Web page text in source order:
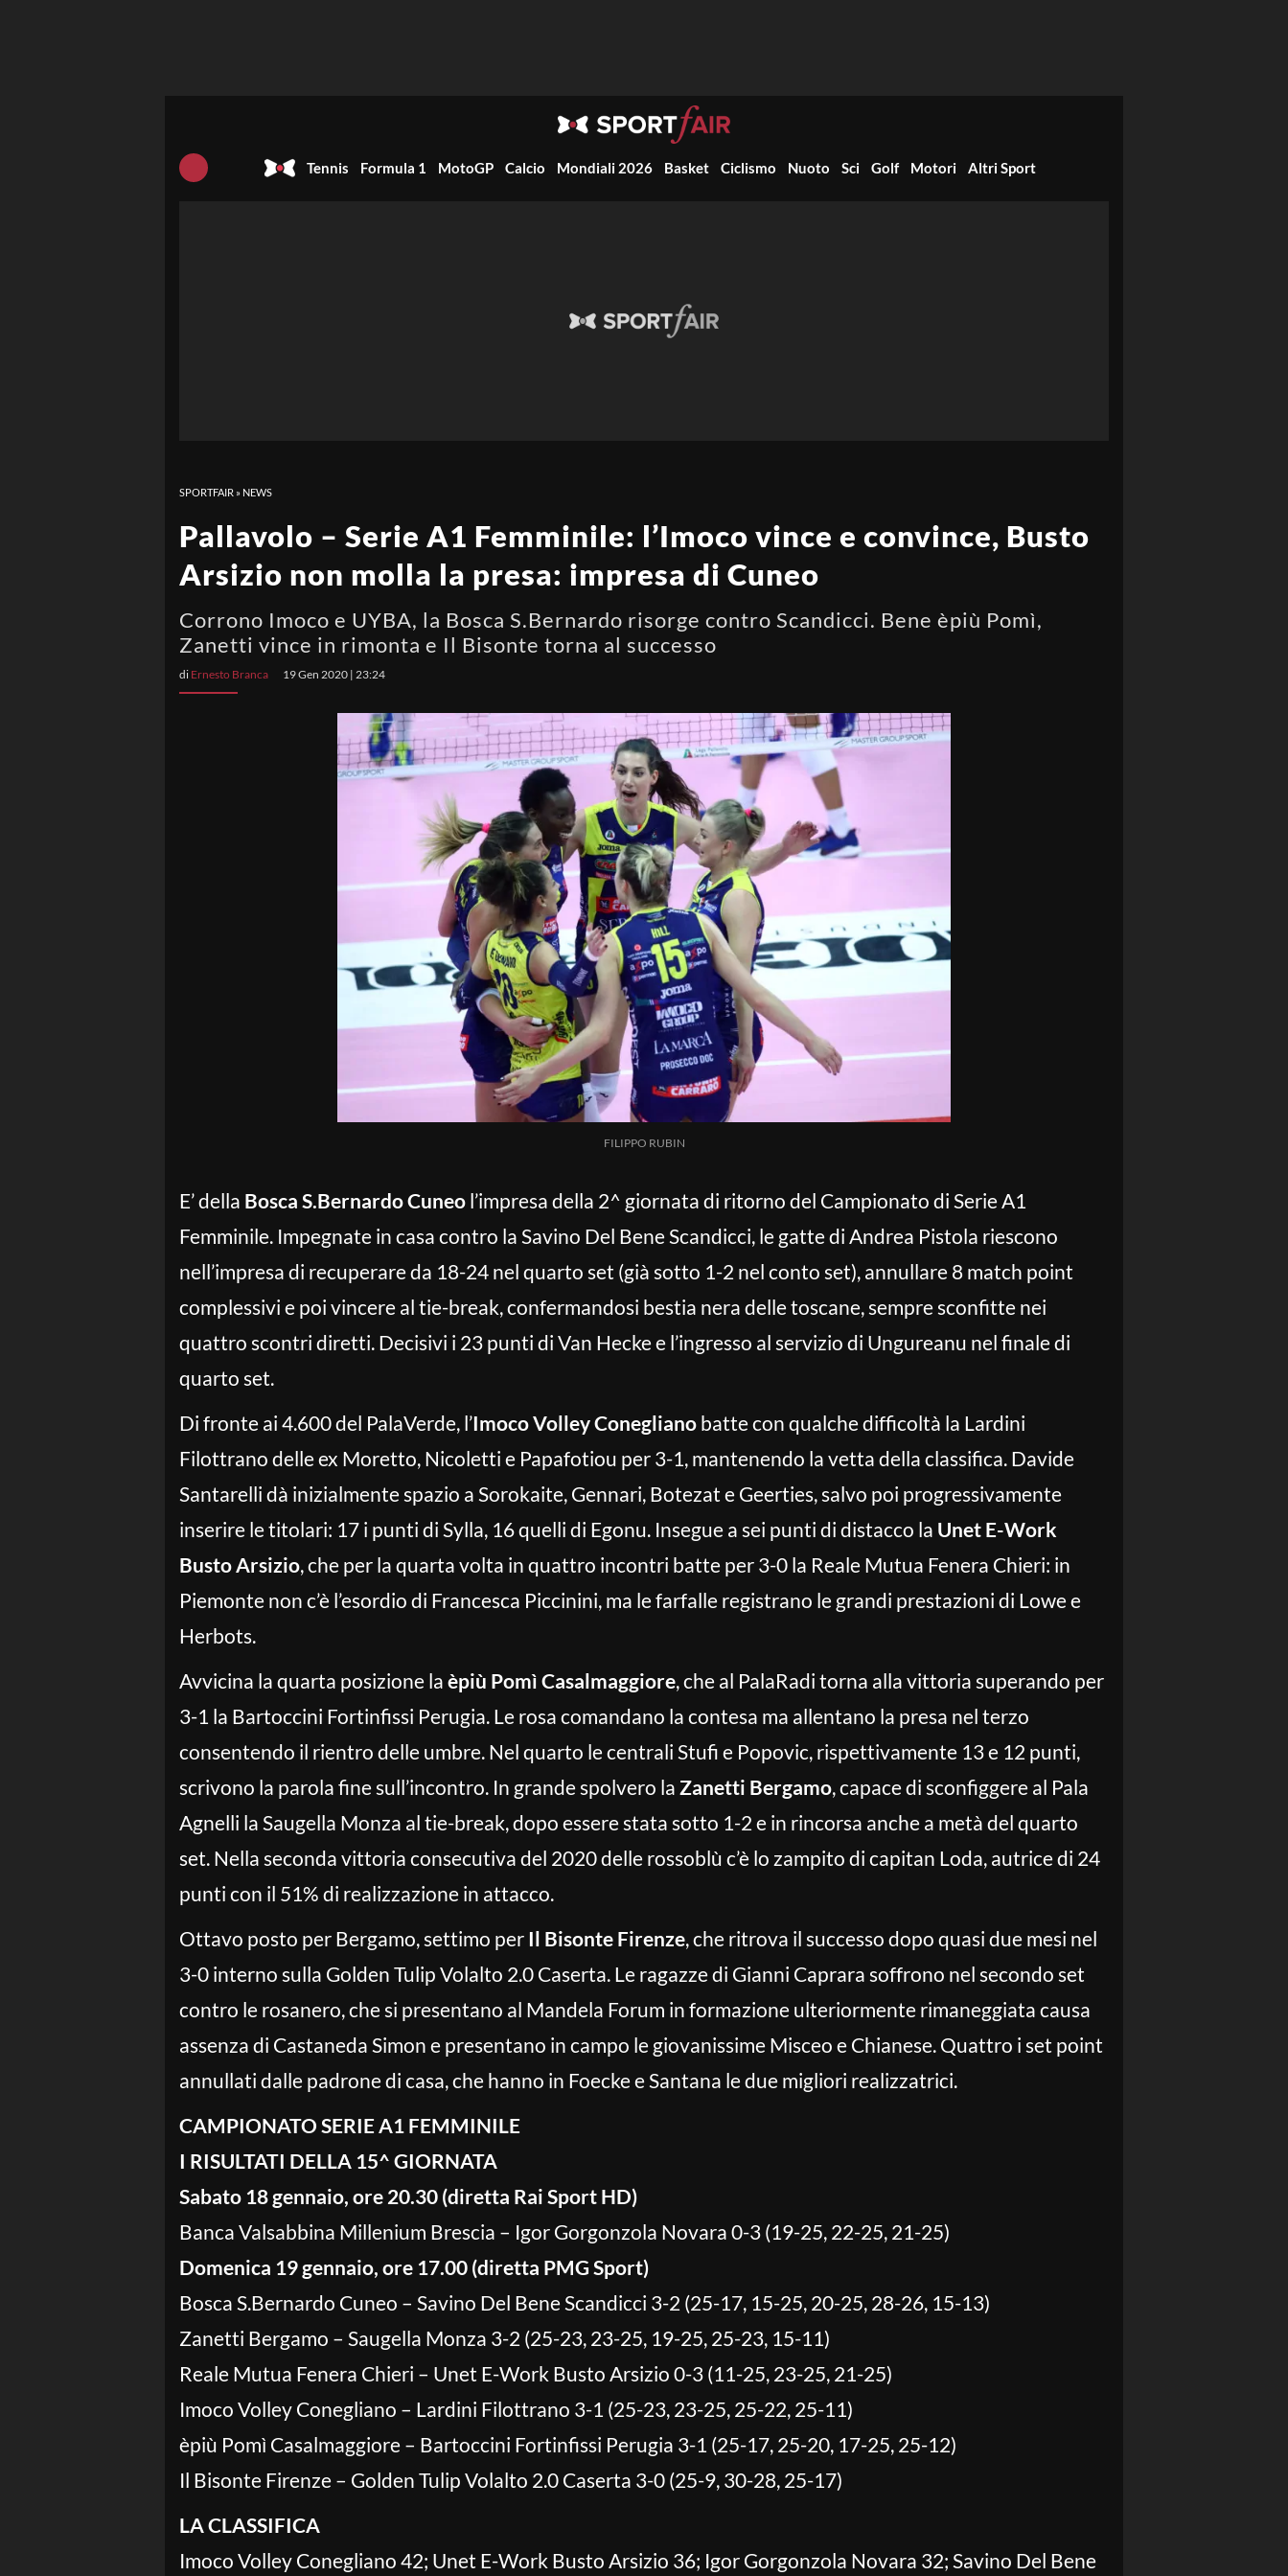
Tennis Formula 1 MotoGP Calcio Mondiali 2026 Basket Ciclismo Nuoto Sci Golf Motori Altri Sport
SPORTFAIR » NEWS
Pallavolo – Serie A1 Femminile: l’Imoco vince e convince, Busto
Arsizio non molla la presa: impresa di Cuneo
Corrono Imoco e UYBA, la Bosca S.Bernardo risorge contro Scandicci. Bene èpiù Pomì,
Zanetti vince in rimonta e Il Bisonte torna al successo
di Ernesto Branca 19 Gen 2020 | 23:24
FILIPPO RUBIN
E’ della Bosca S.Bernardo Cuneo l’impresa della 2^ giornata di ritorno del Campionato di Serie A1
Femminile. Impegnate in casa contro la Savino Del Bene Scandicci, le gatte di Andrea Pistola riescono
nell’impresa di recuperare da 18-24 nel quarto set (già sotto 1-2 nel conto set), annullare 8 match point
complessivi e poi vincere al tie-break, confermandosi bestia nera delle toscane, sempre sconfitte nei
quattro scontri diretti. Decisivi i 23 punti di Van Hecke e l’ingresso al servizio di Ungureanu nel finale di
quarto set.
Di fronte ai 4.600 del PalaVerde, l’Imoco Volley Conegliano batte con qualche difficoltà la Lardini
Filottrano delle ex Moretto, Nicoletti e Papafotiou per 3-1, mantenendo la vetta della classifica. Davide
Santarelli dà inizialmente spazio a Sorokaite, Gennari, Botezat e Geerties, salvo poi progressivamente
inserire le titolari: 17 i punti di Sylla, 16 quelli di Egonu. Insegue a sei punti di distacco la Unet E-Work
Busto Arsizio, che per la quarta volta in quattro incontri batte per 3-0 la Reale Mutua Fenera Chieri: in
Piemonte non c’è l’esordio di Francesca Piccinini, ma le farfalle registrano le grandi prestazioni di Lowe e
Herbots.
Avvicina la quarta posizione la èpiù Pomì Casalmaggiore, che al PalaRadi torna alla vittoria superando per
3-1 la Bartoccini Fortinfissi Perugia. Le rosa comandano la contesa ma allentano la presa nel terzo
consentendo il rientro delle umbre. Nel quarto le centrali Stufi e Popovic, rispettivamente 13 e 12 punti,
scrivono la parola fine sull’incontro. In grande spolvero la Zanetti Bergamo, capace di sconfiggere al Pala
Agnelli la Saugella Monza al tie-break, dopo essere stata sotto 1-2 e in rincorsa anche a metà del quarto
set. Nella seconda vittoria consecutiva del 2020 delle rossoblù c’è lo zampito di capitan Loda, autrice di 24
punti con il 51% di realizzazione in attacco.
Ottavo posto per Bergamo, settimo per Il Bisonte Firenze, che ritrova il successo dopo quasi due mesi nel
3-0 interno sulla Golden Tulip Volalto 2.0 Caserta. Le ragazze di Gianni Caprara soffrono nel secondo set
contro le rosanero, che si presentano al Mandela Forum in formazione ulteriormente rimaneggiata causa
assenza di Castaneda Simon e presentano in campo le giovanissime Misceo e Chianese. Quattro i set point
annullati dalle padrone di casa, che hanno in Foecke e Santana le due migliori realizzatrici.
CAMPIONATO SERIE A1 FEMMINILE
I RISULTATI DELLA 15^ GIORNATA
Sabato 18 gennaio, ore 20.30 (diretta Rai Sport HD)
Banca Valsabbina Millenium Brescia – Igor Gorgonzola Novara 0-3 (19-25, 22-25, 21-25)
Domenica 19 gennaio, ore 17.00 (diretta PMG Sport)
Bosca S.Bernardo Cuneo – Savino Del Bene Scandicci 3-2 (25-17, 15-25, 20-25, 28-26, 15-13)
Zanetti Bergamo – Saugella Monza 3-2 (25-23, 23-25, 19-25, 25-23, 15-11)
Reale Mutua Fenera Chieri – Unet E-Work Busto Arsizio 0-3 (11-25, 23-25, 21-25)
Imoco Volley Conegliano – Lardini Filottrano 3-1 (25-23, 23-25, 25-22, 25-11)
èpiù Pomì Casalmaggiore – Bartoccini Fortinfissi Perugia 3-1 (25-17, 25-20, 17-25, 25-12)
Il Bisonte Firenze – Golden Tulip Volalto 2.0 Caserta 3-0 (25-9, 30-28, 25-17)
LA CLASSIFICA
Imoco Volley Conegliano 42; Unet E-Work Busto Arsizio 36; Igor Gorgonzola Novara 32; Savino Del Bene